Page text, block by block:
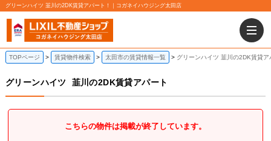
グリーンハイツ 韮川の2DK賃貸アパート！｜コガネイハウジング太田店
TOPページ 賃貸物件検索 太田市の賃貸情報一覧 グリーンハイツ 韮川の2DK賃貸ア
グリーンハイツ 韮川の2DK賃貸アパート
こちらの物件は掲載が終了しています。